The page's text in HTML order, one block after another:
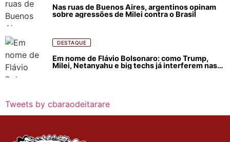
Nas ruas de Buenos Aires, argentinos opinam
sobre agressões de Milei contra o Brasil
DESTAQUE
Em nome de Flávio Bolsonaro: como Trump,
Milei, Netanyahu e big techs já interferem nas
Tweets by cbaraodeitarare